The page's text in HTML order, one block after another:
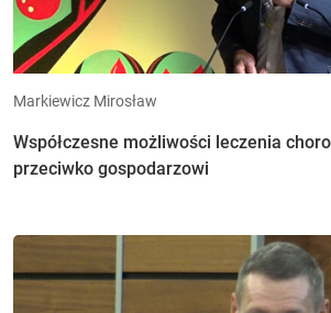
Markiewicz Mirosław
Współczesne możliwości leczenia
przeciwko gospodarzowi